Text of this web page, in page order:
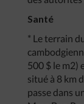
Santé
* Le terrain
500 $ le m2)
situé à 8 km
passe dans